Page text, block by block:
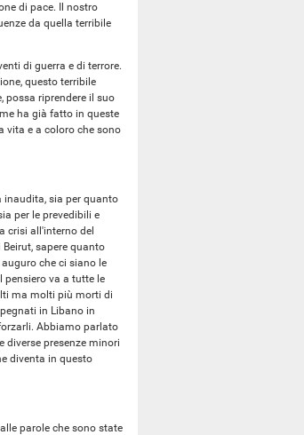
di pace. Il nostro
da quella terribile
di guerra e di terrore.
questo terribile
possa riprendere il suo
ha già fatto in queste
vita e a coloro che sono
inaudita, sia per quanto
per le prevedibili e
crisi all'interno del
sapere quanto
che ci siano le
pensiero va a tutte le
ma molti più morti di
in Libano in
Abbiamo parlato
diverse presenze minori
diventa in questo
parole che sono state